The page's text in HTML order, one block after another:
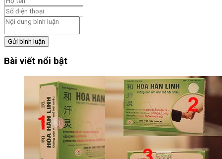
Gửi bình luận
Bài viết nổi bật